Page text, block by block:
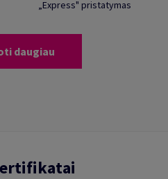
„Express" pristatymas
daugiau